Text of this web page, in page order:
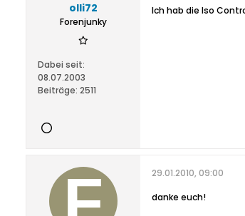
olli72
Forenjunky
Dabei seit:
08.07.2003
Beiträge: 2511
Ich hab die Iso
29.01.2010, 09:00
danke euch!